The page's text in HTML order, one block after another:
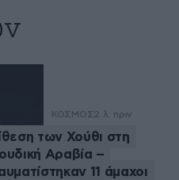
ΚΟΣΜΟΣ2 λ. πριν
των Χούθι στη
Αραβία –
11 άμαχοι